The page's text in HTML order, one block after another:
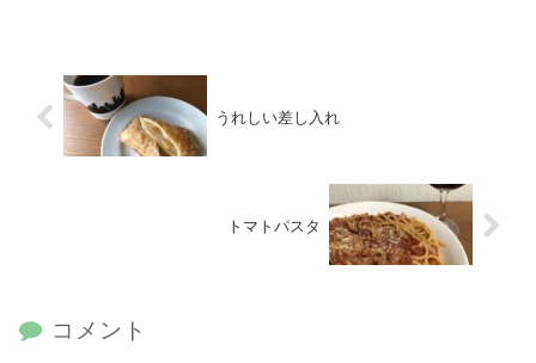
うれしい差し入れ
トマトパスタ
コメント